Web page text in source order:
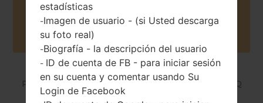
Buy accessories on Amazon
Página principal → Serie → LG Others → LGKF390Q
estadísticas
-Imagen de usuario - (si Usted descarga
su foto real)
-Biografía - la descripción del usuario
- ID de cuenta de FB - para iniciar sesión
en su cuenta y comentar usando Su
Login de Facebook